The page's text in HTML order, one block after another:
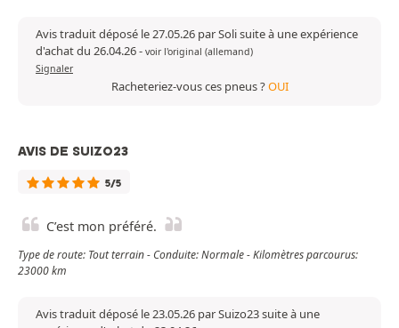
Avis traduit déposé le 27.05.26 par Soli suite à une expérience
d'achat du 26.04.26- voir l'original (allemand)
Signaler
Racheteriez-vous ces pneus ?OUI
AVIS DE SUIZO23
5/5
C’est mon préféré.
Type de route: Tout terrain - Conduite: Normale - Kilomètres parcourus:
23000 km
Avis traduit déposé le 23.05.26 par Suizo23 suite à une